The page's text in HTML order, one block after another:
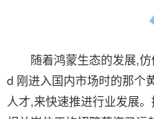
随着鸿蒙生态的发展,仿
d 刚进入国内市场时的那个
人才,来快速推进行业发展